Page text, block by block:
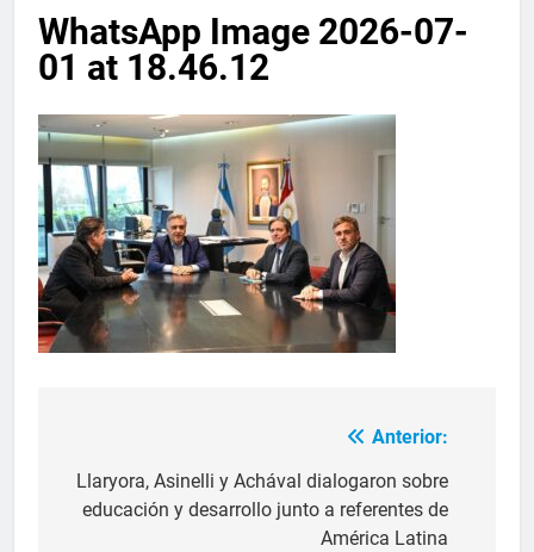
WhatsApp Image 2026-07-
01 at 18.46.12
Anterior:
Llaryora, Asinelli y Achával dialogaron sobre
educación y desarrollo junto a referentes de
América Latina